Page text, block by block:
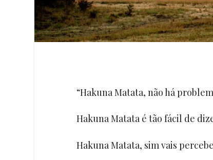
“Hakuna Matata, não há
Hakuna Matata é tão fácil de
Hakuna Matata, sim vais